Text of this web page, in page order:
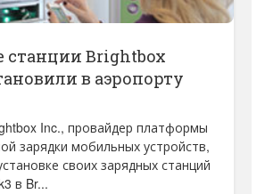
станции Brightbox
в аэропорту
Inc., провайдер платформы
зарядки мобильных устройств,
своих зарядных станций
в Br...